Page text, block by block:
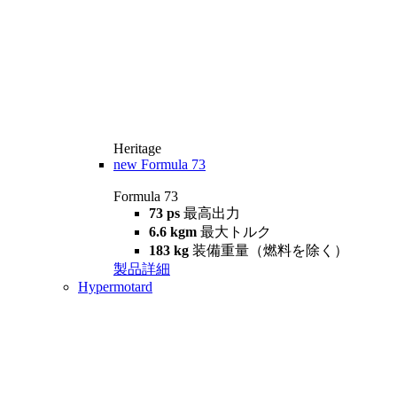
Heritage
new Formula 73
Formula 73
73 ps 最高出力
6.6 kgm 最大トルク
183 kg 装備重量（燃料を除く）
製品詳細
Hypermotard